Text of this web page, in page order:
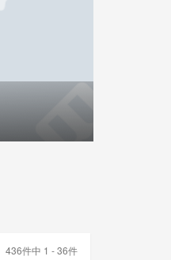
436件中 1 - 36件